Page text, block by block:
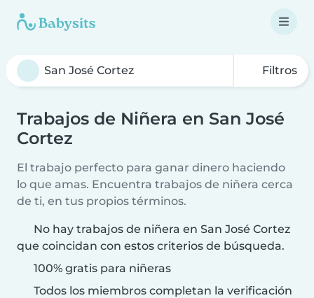
Filtros
Trabajos de Niñera en San José
Cortez
El trabajo perfecto para ganar dinero haciendo
lo que amas. Encuentra trabajos de niñera cerca
de ti, en tus propios términos.
No hay trabajos de niñera en San José Cortez
que coincidan con estos criterios de búsqueda.
100% gratis para niñeras
Todos los miembros completan la verificación